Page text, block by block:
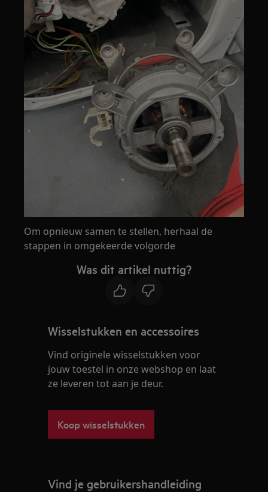
Om opnieuw samen te stellen, herhaal de
stappen in omgekeerde volgorde
Was dit artikel nuttig?
Wisselstukken en accessoires
Vind originele wisselstukken voor
jouw toestel in onze webshop en laat
ze leveren tot aan je deur.
Koop wisselstukken
Vind je gebruikershandleiding